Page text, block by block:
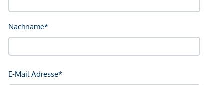
*Der Vertrag kommt nicht mit der INFINA Credit Broker